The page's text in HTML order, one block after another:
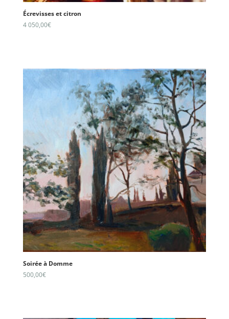
Écrevisses et citron
4 050,00€
Soirée à Domme
500,00€